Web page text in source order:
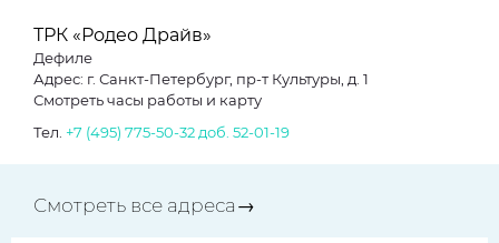
ТРК «Родео Драйв»
Дефиле
Адрес: г. Санкт-Петербург, пр-т Культуры, д. 1
Смотреть часы работы и карту
Тел. +7 (495) 775-50-32 доб. 52-01-19
Смотреть все адреса→